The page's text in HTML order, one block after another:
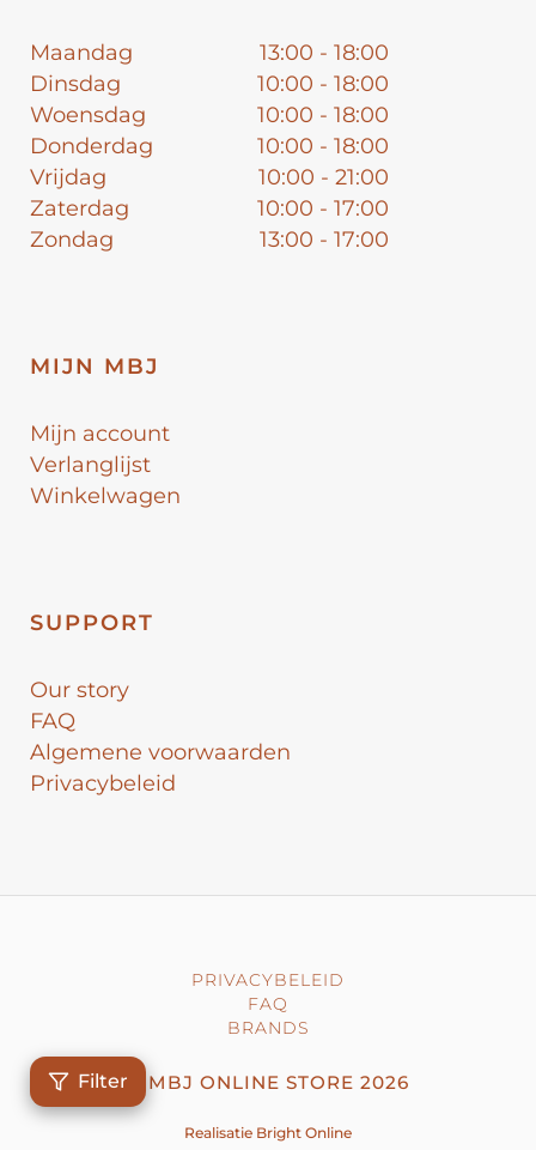
Filter
Maandag
13:00 - 18:00
Dinsdag
10:00 - 18:00
Woensdag
10:00 - 18:00
Donderdag
10:00 - 18:00
Vrijdag
10:00 - 21:00
Zaterdag
10:00 - 17:00
Zondag
13:00 - 17:00
MIJN MBJ
Mijn account
Verlanglijst
Winkelwagen
SUPPORT
Our story
FAQ
Algemene voorwaarden
Privacybeleid
PRIVACYBELEID
FAQ
BRANDS
MBJ ONLINE STORE 2026
Realisatie Bright Online